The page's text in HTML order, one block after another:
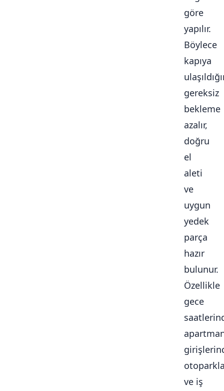
göre
yapılır.
Böylece
kapıya
gereksiz
bekleme
azalır,
doğru
el
aleti
ve
uygun
yedek
parça
hazır
bulunur.
Özellikle
gece
ve iş